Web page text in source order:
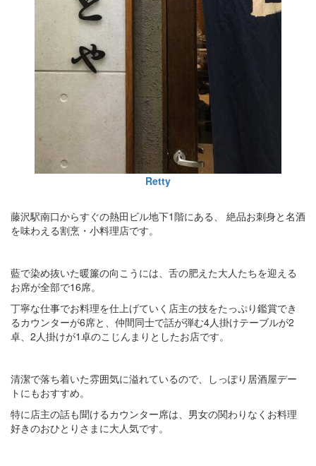
Retty
藤沢駅南口からすぐの熱田ビル地下1階にある、 絶品お刺身と名酒
を味わえる割烹・小料理店です。
藍で染め抜いた暖簾の向こうには、舌の肥えた大人たちを迎える
お席が全部で16席。
丁寧な仕事でお料理を仕上げていく店主の技をたっぷり鑑賞でき
るカウンターが6席と、仲間同士で話が弾む4人掛けテーブルが2
卓、2人掛けが1卓のこじんまりとしたお店です。
清潔で落ち着いた雰囲気に溢れているので、しっぽり居酒屋デー
トにもおすすめ。
特に店主の話も聞けるカウンター席は、男女の関わりなくお料理
好きのおひとりさまに大人気です。